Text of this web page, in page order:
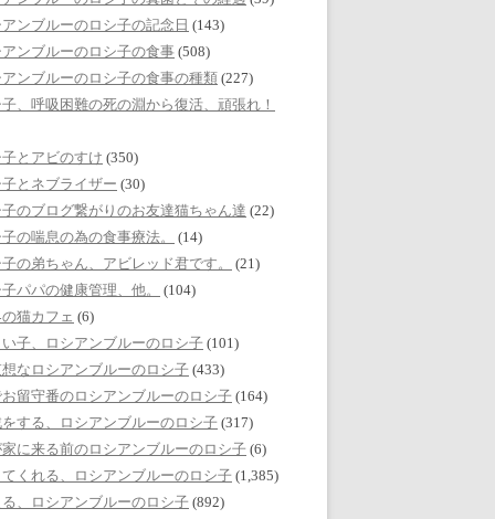
ンブルーのロシ子の記念日 (143)
ンブルーのロシ子の食事 (508)
ンブルーのロシ子の食事の種類 (227)
、呼吸困難の死の淵から復活、頑張れ！
とアビのすけ (350)
とネブライザー (30)
のブログ繋がりのお友達猫ちゃん達 (22)
の喘息の為の食事療法。
(14)
の弟ちゃん、アビレッド君です。
(21)
パパの健康管理、他。
(104)
猫カフェ (6)
子、ロシアンブルーのロシ子 (101)
なロシアンブルーのロシ子 (433)
留守番のロシアンブルーのロシ子 (164)
する、ロシアンブルーのロシ子 (317)
に来る前のロシアンブルーのロシ子 (6)
くれる、ロシアンブルーのロシ子 (1,385)
、ロシアンブルーのロシ子 (892)